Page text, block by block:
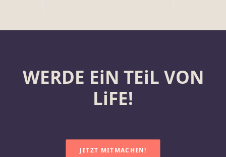
WERDE EiN TEiL VON
LiFE!
JETZT MITMACHEN!